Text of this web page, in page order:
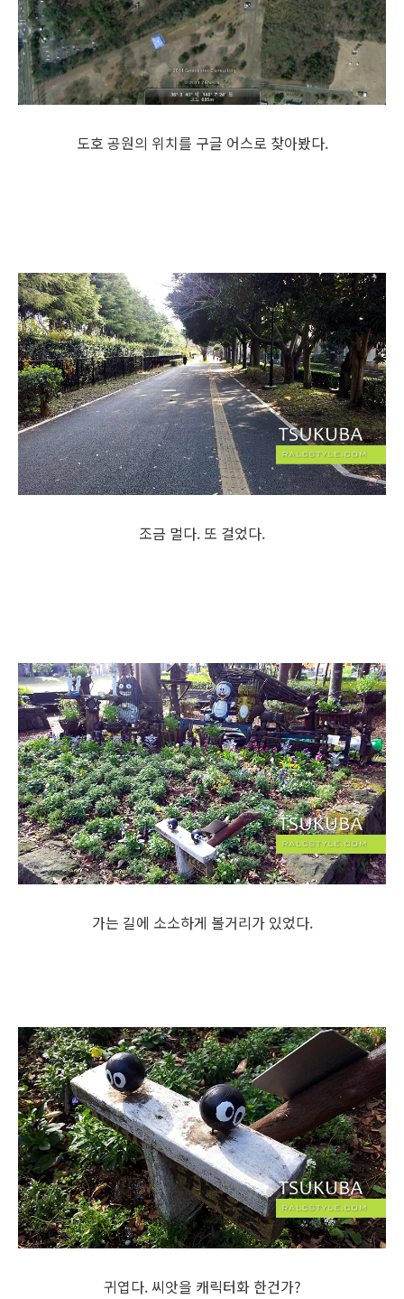
도호 공원의 위치를 구글 어스로 찾아봤다.
조금 멀다. 또 걸었다.
가는 길에 소소하게 볼거리가 있었다.
귀엽다. 씨앗을 캐릭터화 한건가?